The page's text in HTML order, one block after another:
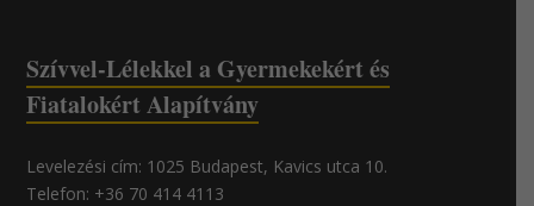
Szívvel-Lélekkel a Gyermekekért és
Fiatalokért Alapítvány
Levelezési cím: 1025 Budapest, Kavics utca 10.
Telefon: +36 70 414 4113